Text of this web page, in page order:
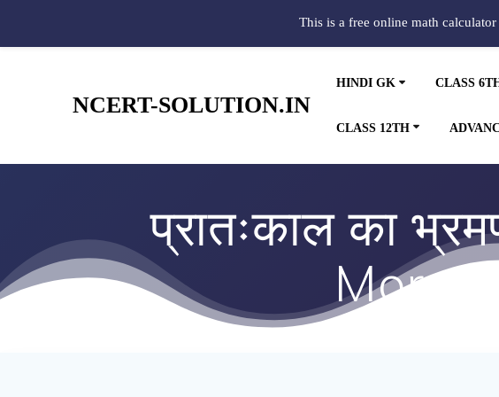
NCERT-SOLUTION.IN
HINDI GK CLASS
CLASS 12TH
प्रातःकाल का
This is a free online math